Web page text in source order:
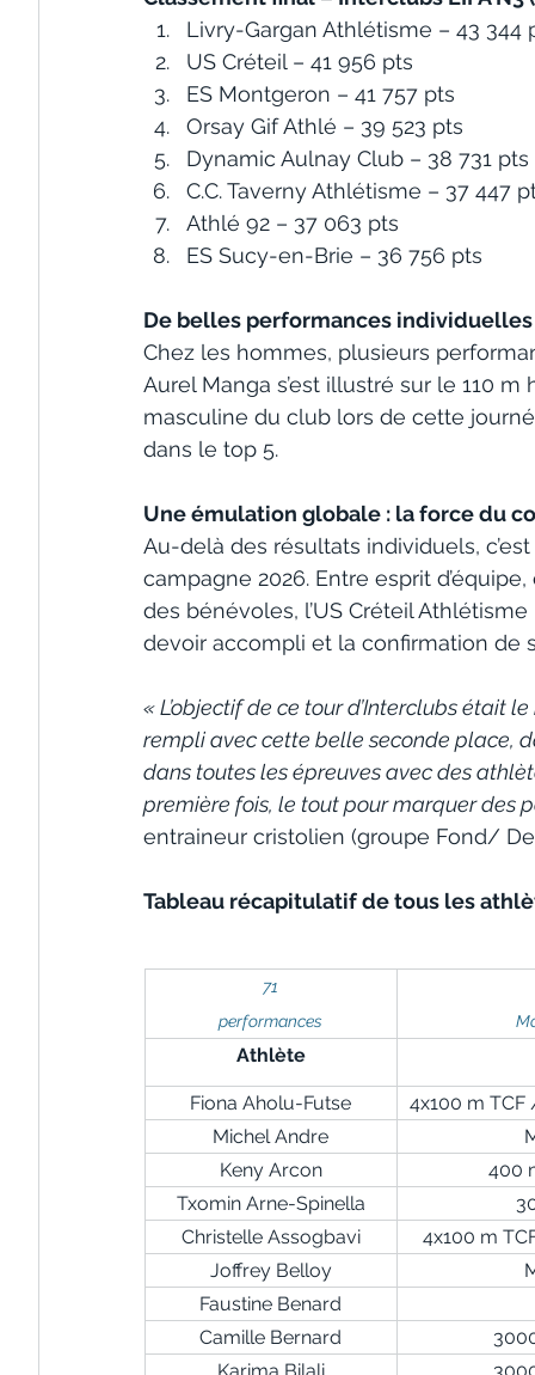
Livry-Gargan Athlétisme – 43 344
US Créteil – 41 956 pts
ES Montgeron – 41 757 pts
Orsay Gif Athlé – 39 523 pts
Dynamic Aulnay Club – 38 731 pts
C.C. Taverny Athlétisme – 37 447
Athlé 92 – 37 063 pts
ES Sucy-en-Brie – 36 756 pts
De belles performances individuelles
Chez les hommes, plusieurs
Aurel Manga s’est illustré sur le 110
masculine du club lors de cette
dans le top 5.
Une émulation globale : la force du
Au-delà des résultats individuels,
campagne 2026. Entre esprit
des bénévoles, l’US Créteil
devoir accompli et la confirmation de
« L’objectif de ce tour d’Interclubs était
rempli avec cette belle seconde place,
dans toutes les épreuves avec des
première fois, le tout pour marquer des
entraineur cristolien (groupe Fond/
Tableau récapitulatif de tous les
71
performances
Athlète
Fiona Aholu-Futse
4x100 m
Michel Andre
Keny Arcon
400
Txomin Arne-Spinella
Christelle Assogbavi
4x100 m
Joffrey Belloy
Faustine Benard
Camille Bernard